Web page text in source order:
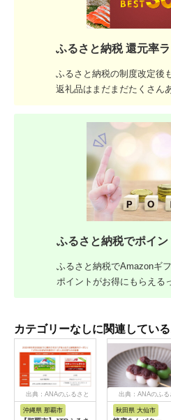
ふるさと納税 還元率
ふるさと納税の制度改定後
返礼品はまだまだたくさん
ふるさと納税でポイン
ふるさと納税でAmazonギ
ポイントがお得にもらえる
カテゴリーなしに関連してい
出典：ANAのふるさと
沖縄県 那覇市
出典：ANAのふる
秋田県 大仙市